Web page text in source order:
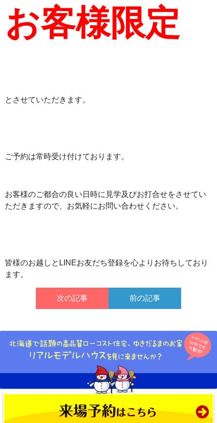
お客様限定
とさせていただきます。
ご予約は常時受け付けております。
お客様のご都合の良い日時に見学及びお打合せをさせてい
ただきますので、お気軽にお問い合わせください。
皆様のお越しとLINEお友だち登録を心よりお待ちしており
ます。
次の記事 前の記事